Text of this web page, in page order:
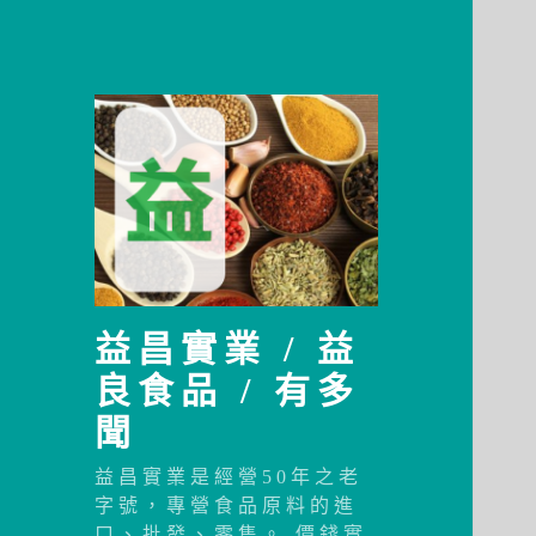
益昌實業 / 益
良食品 / 有多
聞
益昌實業是經營50年之老
字號，專營食品原料的進